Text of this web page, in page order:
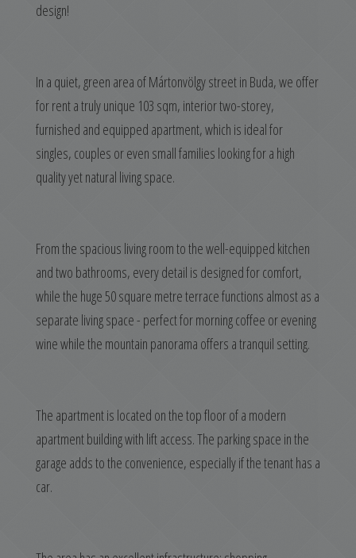
design!
In a quiet, green area of Mártonvölgy street in Buda, we offer
for rent a truly unique 103 sqm, interior two-storey,
furnished and equipped apartment, which is ideal for
singles, couples or even small families looking for a high
quality yet natural living space.
From the spacious living room to the well-equipped kitchen
and two bathrooms, every detail is designed for comfort,
while the huge 50 square metre terrace functions almost as a
separate living space - perfect for morning coffee or evening
wine while the mountain panorama offers a tranquil setting.
The apartment is located on the top floor of a modern
apartment building with lift access. The parking space in the
garage adds to the convenience, especially if the tenant has a
car.